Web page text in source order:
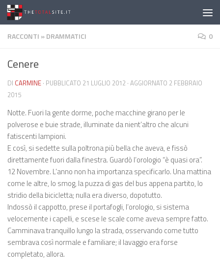
Salta al contenuto
RACCONTI »DRAMMATICI 0
Cenere
DI CARMINE · PUBBLICATO 21 LUGLIO 2012 · AGGIORNATO 2 FEBBRAIO
2015
Notte. Fuori la gente dorme, poche macchine girano per le
polverose e buie strade, illuminate da nient’altro che alcuni
fatiscenti lampioni.
E così, si sedette sulla poltrona più bella che aveva, e fissò
direttamente fuori dalla finestra. Guardò l’orologio “è quasi ora”.
12 Novembre. L’anno non ha importanza specificarlo. Una mattina
come le altre, lo smog, la puzza di gas del bus appena partito, lo
stridio della bicicletta; nulla era diverso, dopotutto.
Indossò il cappotto, prese il portafogli, l’orologio, si sistema
velocemente i capelli, e scese le scale come aveva sempre fatto.
Camminava tranquillo lungo la strada, osservando come tutto
sembrava così normale e familiare; il lavaggio era forse
completato, allora.